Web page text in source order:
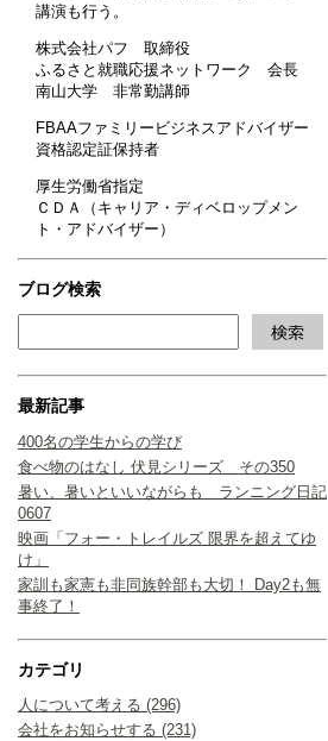
講演も行う。
株式会社パフ 取締役
ふるさと就職応援ネットワーク 会長
南山大学 非常勤講師
FBAAファミリービジネスアドバイザー
資格認定証保持者
厚生労働省指定
ＣＤＡ（キャリア・ディベロップメン
ト・アドバイザー）
ブログ検索
最新記事
400名の学生からの学び
食べ物のはなし 伏見シリーズ その350
暑い、暑いといいながらも ランニング日記
0607
映画「フォー・トレイルズ 限界を超えてゆ
け」
家訓も家憲も非同族幹部も大切！ Day2も無
事終了！
カテゴリ
人について考える (296)
会社をお知らせする (231)